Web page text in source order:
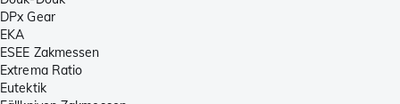
DPx Gear
EKA
ESEE Zakmessen
Extrema Ratio
Eutektik